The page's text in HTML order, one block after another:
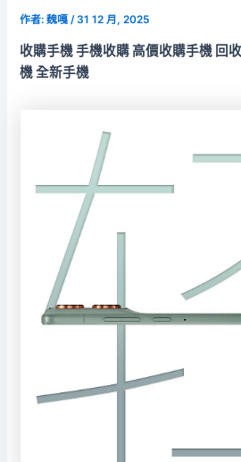
作者:魏嘎/31 12 月, 2025
收購手機 手機收購 高價收購手機 回
機 全新手機